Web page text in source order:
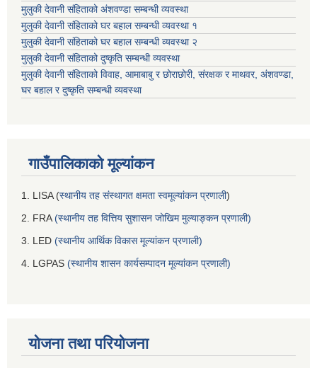
मुलुकी देवानी संहिताको अंशवण्डा सम्बन्धी व्यवस्था
मुलुकी देवानी संहिताको घर बहाल सम्बन्धी व्यवस्था १
मुलुकी देवानी संहिताको घर बहाल सम्बन्धी व्यवस्था २
मुलुकी देवानी संहिताको दुष्कृति सम्बन्धी व्यवस्था
मुलुकी देवानी संहिताको विवाह, आमाबाबु र छोराछोरी, संरक्षक र माथवर, अंशवण्डा,
घर बहाल र दुष्कृति सम्बन्धी व्यवस्था
गाउँपालिकाको मूल्यांकन
1. LISA (स्थानीय तह संस्थागत क्षमता स्वमूल्यांकन प्रणाली)
2. FRA(स्थानीय तह वित्तिय सुशासन जोखिम मुल्याङ्कन प्रणाली)
3. LED (स्थानीय आर्थिक विकास मूल्यांकन प्रणाली)
4. LGPAS (स्थानीय शासन कार्यसम्पादन मूल्यांकन प्रणाली)
योजना तथा परियोजना